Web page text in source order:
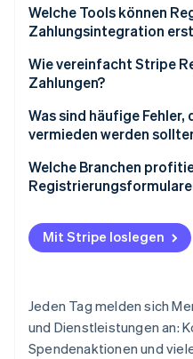
Welche Tools können
Zahlungsintegration
Websiteersteller mit
Zahlungsfunktionen
Plattformen für die
Veranstaltungen
Tools zum Erstellen von
Zahlungsfeldern
WordPress-Plugins
Nutzerdefinierter Code
Wie vereinfacht Stripe
Zahlungen?
Low-Code-Optionen
Entwicklerfreundliche
Was sind häufige Fehler,
vermieden werden
Zu komplizierte
Unklare Preisgestaltung
Schwache
Schlechte mobile
Kein Test vor der
Welche Branchen
Mit Stripe loslegen
Jeden Tag melden sich
und Dienstleistungen an:
Spendenaktionen und